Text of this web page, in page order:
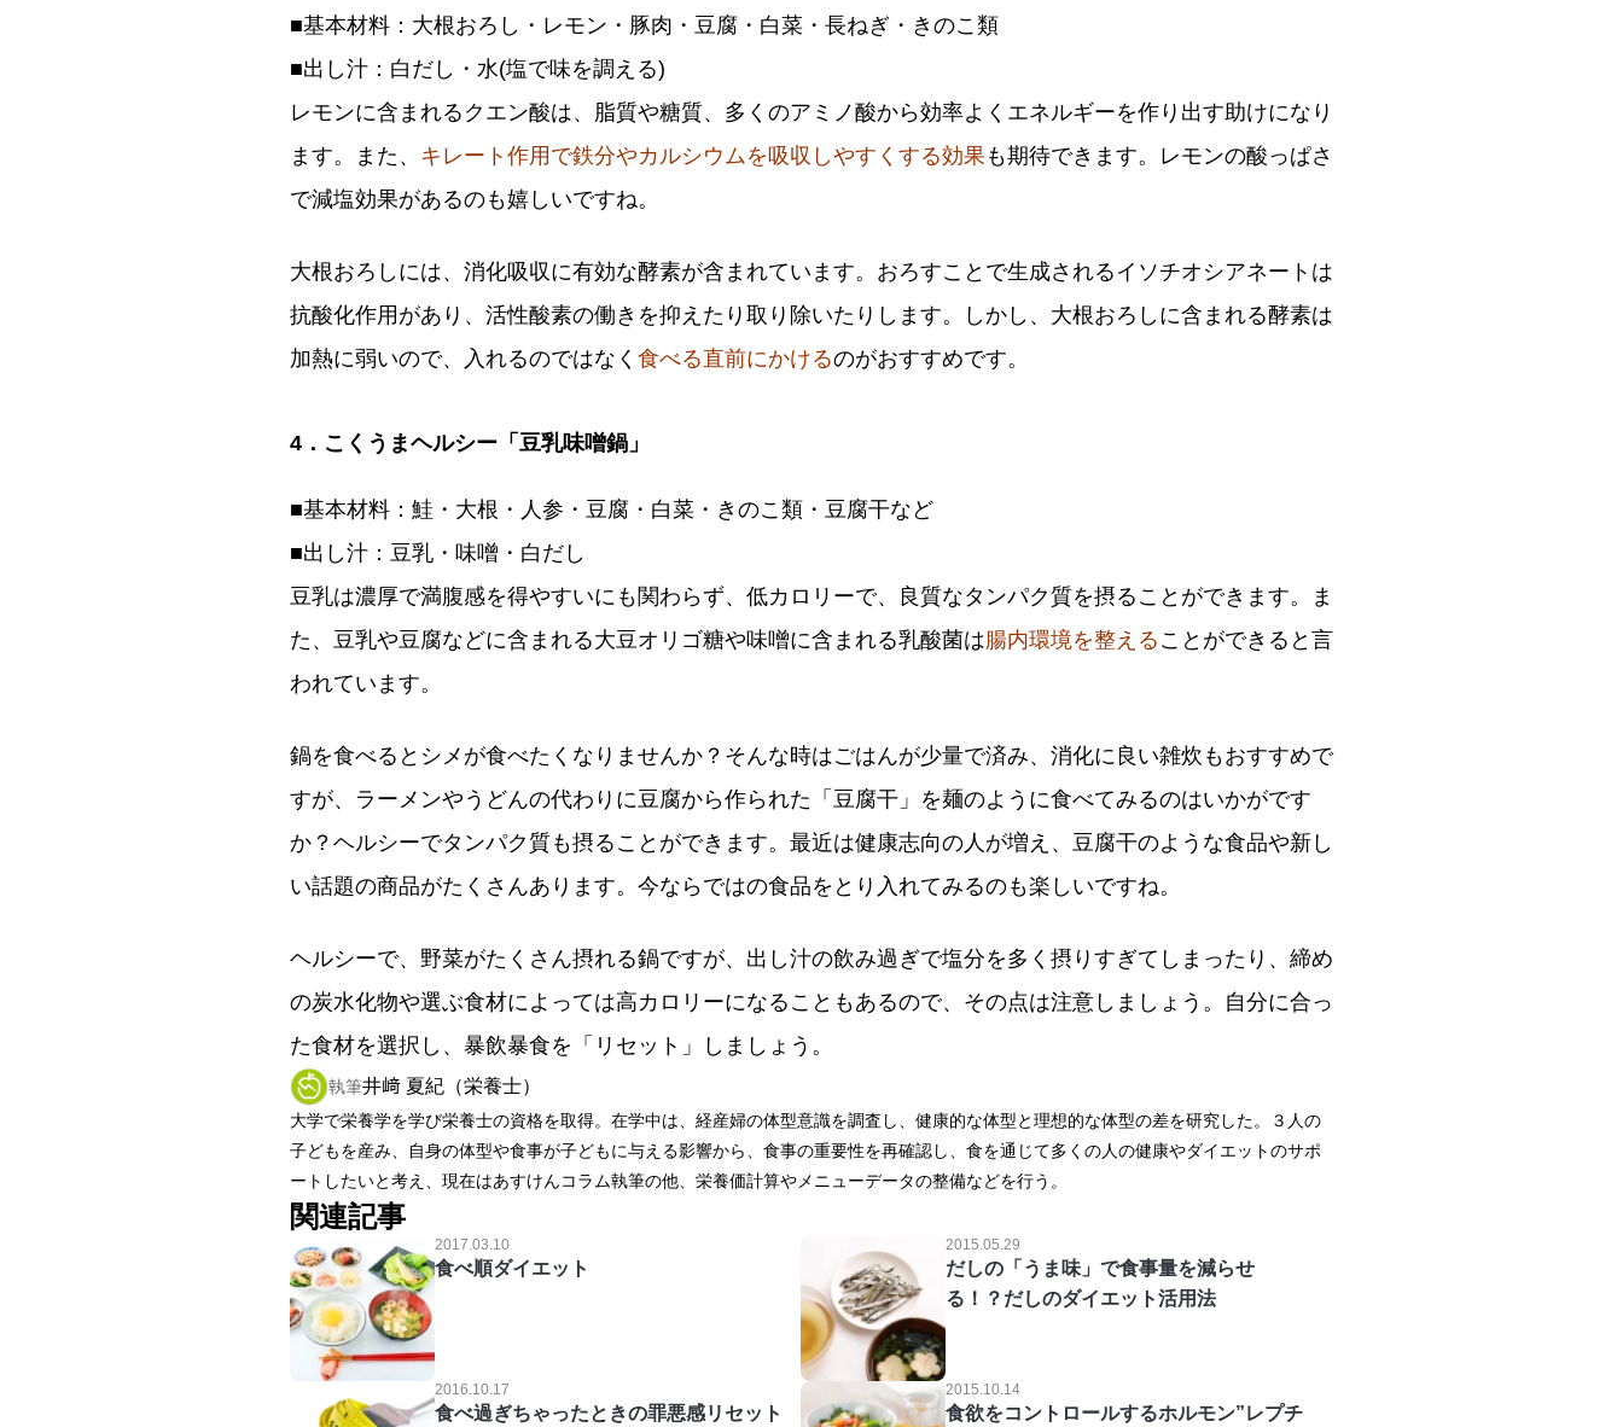
■基本材料：大根おろし・レモン・豚肉・豆腐・白菜・長ねぎ・きのこ類
■出し汁：白だし・水(塩で味を調える)
レモンに含まれるクエン酸は、脂質や糖質、多くのアミノ酸から効率よくエネルギーを作り出す助けになり
ます。また、 キレート作用で鉄分やカルシウムを吸収しやすくする効果 も期待できます。レモンの酸っぱさ
で減塩効果があるのも嬉しいですね。
大根おろしには、消化吸収に有効な酵素が含まれています。おろすことで生成されるイソチオシアネートは
抗酸化作用があり、活性酸素の働きを抑えたり取り除いたりします。しかし、大根おろしに含まれる酵素は
加熱に弱いので、入れるのではなく 食べる直前にかけるのがおすすめです。
4．こくうまヘルシー「豆乳味噌鍋」
■基本材料：鮭・大根・人参・豆腐・白菜・きのこ類・豆腐干など
■出し汁：豆乳・味噌・白だし
豆乳は濃厚で満腹感を得やすいにも関わらず、低カロリーで、良質なタンパク質を摂ることができます。ま
た、豆乳や豆腐などに含まれる大豆オリゴ糖や味噌に含まれる乳酸菌は腸内環境を整える ことができると言
われています。
鍋を食べるとシメが食べたくなりませんか？そんな時はごはんが少量で済み、消化に良い雑炊もおすすめで
すが、ラーメンやうどんの代わりに豆腐から作られた「豆腐干」を麺のように食べてみるのはいかがです
か？ヘルシーでタンパク質も摂ることができます。最近は健康志向の人が増え、豆腐干のような食品や新し
い話題の商品がたくさんあります。今ならではの食品をとり入れてみるのも楽しいですね。
ヘルシーで、野菜がたくさん摂れる鍋ですが、出し汁の飲み過ぎで塩分を多く摂りすぎてしまったり、締め
の炭水化物や選ぶ食材によっては高カロリーになることもあるので、その点は注意しましょう。自分に合っ
た食材を選択し、暴飲暴食を「リセット」しましょう。
執筆井﨑 夏紀（栄養士）
大学で栄養学を学び栄養士の資格を取得。在学中は、経産婦の体型意識を調査し、健康的な体型と理想的な体型の差を研究した。３人の
子どもを産み、自身の体型や食事が子どもに与える影響から、食事の重要性を再確認し、食を通じて多くの人の健康やダイエットのサポ
ートしたいと考え、現在はあすけんコラム執筆の他、栄養価計算やメニューデータの整備などを行う。
関連記事
2017.03.10
食べ順ダイエット
2015.05.29
だしの「うま味」で食事量を減らせ
る！？だしのダイエット活用法
2016.10.17
食べ過ぎちゃったときの罪悪感リセット
2015.10.14
食欲をコントロールするホルモン”レプチ